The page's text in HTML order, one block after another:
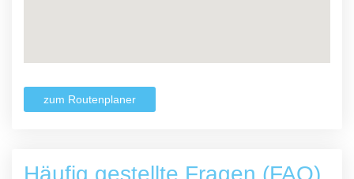
zum Routenplaner
Häufig gestellte Fragen (FAQ)